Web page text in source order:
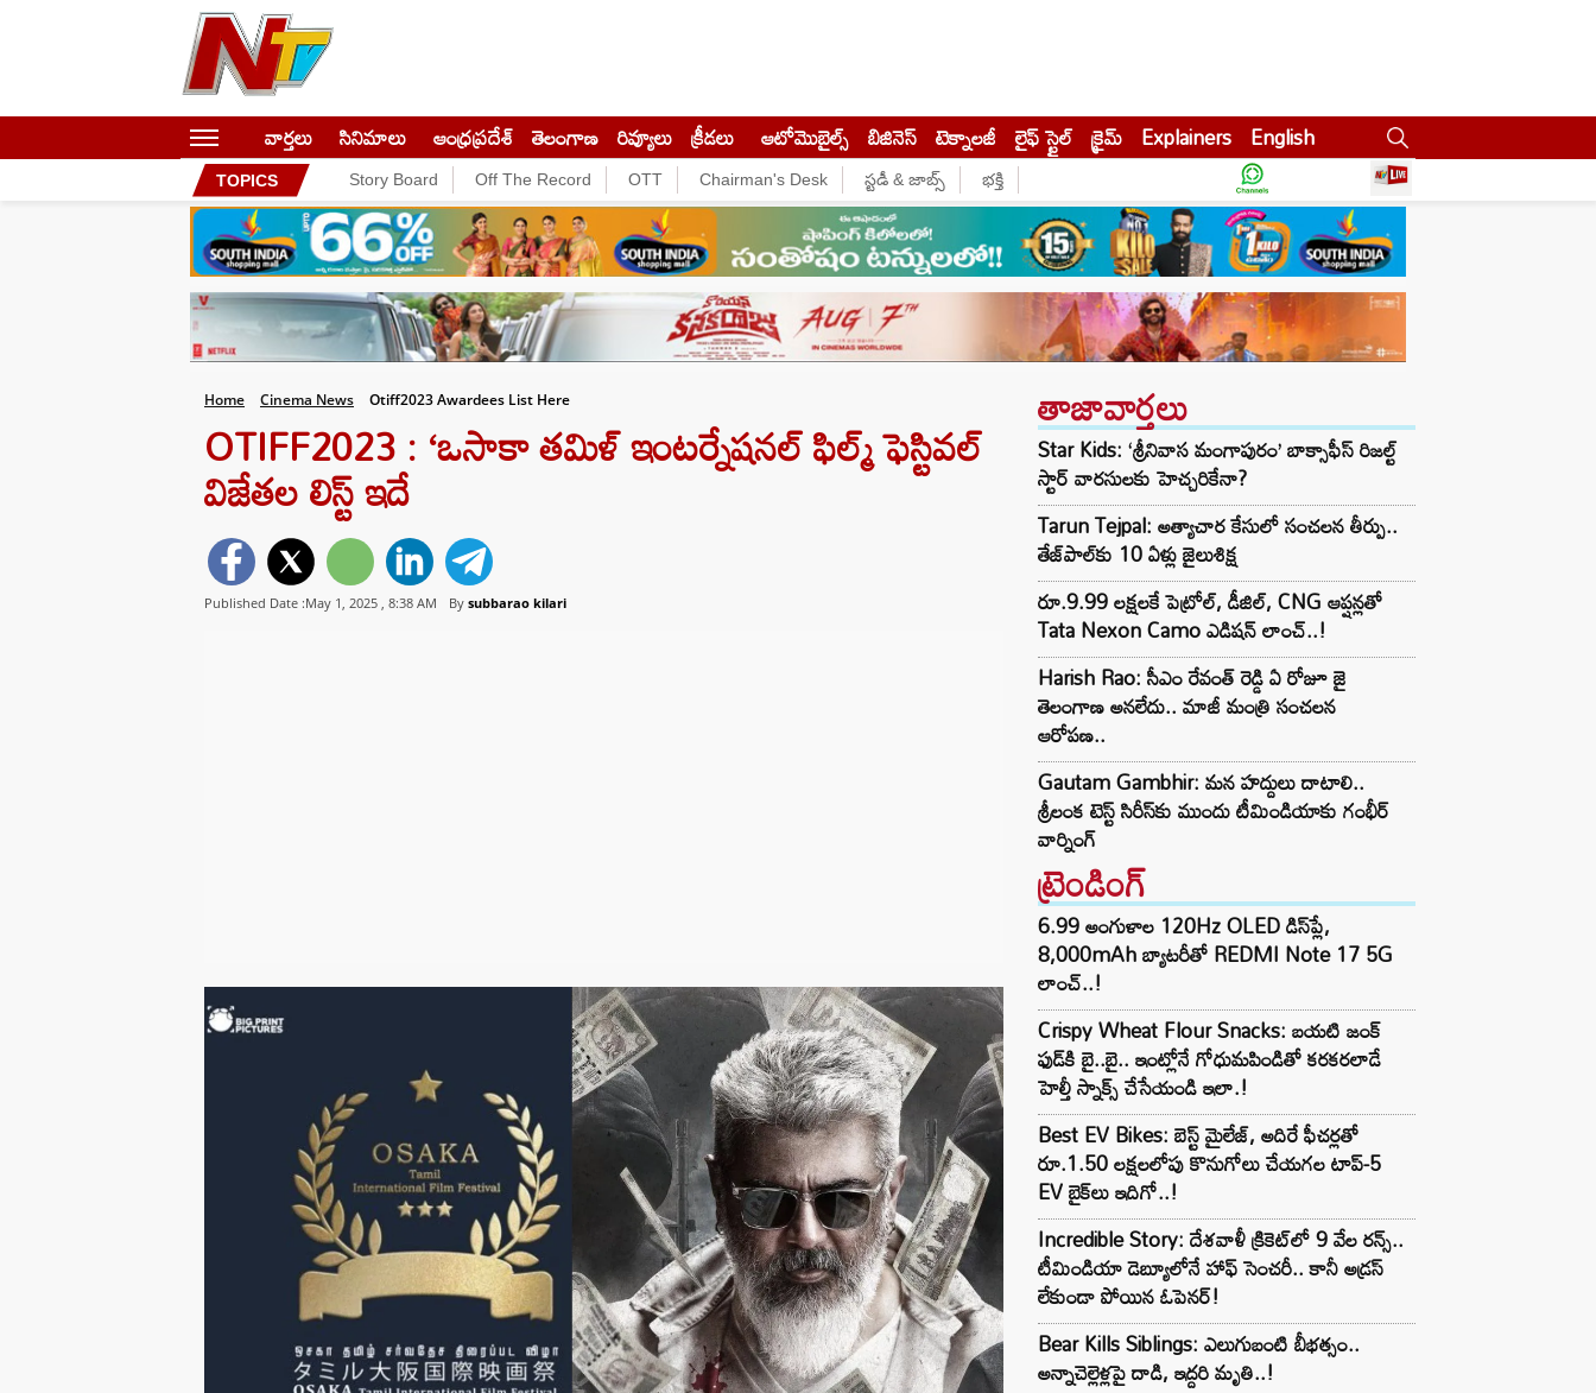
వార్తలు సినిమాలు ఆంధ్రప్రదేశ్ తెలంగాణ రివ్యూలు క్రీడలు ఆటోమొబైల్స్ బిజినెస్‌ టెక్నాలజీ లైఫ్ స్టైల్ క్రైమ్ Explainers English
TOPICS Story Board Off The Record OTT Chairman's Desk స్టడీ & జాబ్స్ భక్తి
Home Cinema News Otiff2023 Awardees List Here
OTIFF2023 : ‘ఒసాకా తమిళ్‌ ఇంటర్నేషనల్‌ ఫిల్మ్‌ ఫెస్టివల్‌
విజేతల లిస్ట్ ఇదే
Published Date :May 1, 2025 , 8:38 AM By subbarao kilari
తాజావార్తలు
Star Kids: ‘శ్రీనివాస మంగాపురం’ బాక్సాఫీస్ రిజల్ట్
స్టార్ వారసులకు హెచ్చరికేనా?
Tarun Tejpal: అత్యాచార కేసులో సంచలన తీర్పు..
తేజ్‌పాల్‌కు 10 ఏళ్లు జైలుశిక్ష
రూ.9.99 లక్షలకే పెట్రోల్, డీజిల్, CNG ఆప్షన్లతో
Tata Nexon Camo ఎడిషన్ లాంచ్..!
Harish Rao: సీఎం రేవంత్ రెడ్డి ఏ రోజూ జై
తెలంగాణ అనలేదు.. మాజీ మంత్రి సంచలన
ఆరోపణ..
Gautam Gambhir: మన హద్దులు దాటాలి..
శ్రీలంక టెస్ట్ సిరీస్‌కు ముందు టీమిండియాకు గంభీర్
వార్నింగ్
ట్రెండింగ్‌
6.99 అంగుళాల 120Hz OLED డిస్‌ప్లే,
8,000mAh బ్యాటరీతో REDMI Note 17 5G
లాంచ్..!
Crispy Wheat Flour Snacks: బయటి జంక్
ఫుడ్‌కి బై..బై.. ఇంట్లోనే గోధుమపిండితో కరకరలాడే
హెల్తీ స్నాక్స్ చేసేయండి ఇలా.!
Best EV Bikes: బెస్ట్ మైలేజ్, అదిరే ఫీచర్లతో
రూ.1.50 లక్షలలోపు కొనుగోలు చేయగల టాప్-5
EV బైక్‌లు ఇదిగో..!
Incredible Story: దేశవాళీ క్రికెట్‌లో 9 వేల రన్స్..
టీమిండియా డెబ్యూలోనే హాఫ్ సెంచరీ.. కానీ అడ్రస్
లేకుండా పోయిన ఓపెనర్!
Bear Kills Siblings: ఎలుగుబంటి బీభత్సం..
అన్నాచెల్లెళ్లపై దాడి, ఇద్దరి మృతి..!